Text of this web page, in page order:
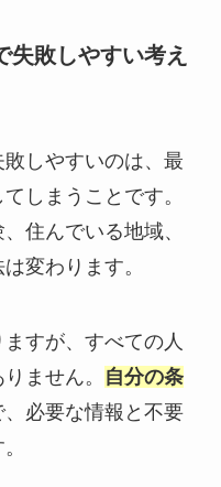
失敗しやすい考え
しやすいのは、最
しまうことです。
住んでいる地域、
変わります。
すが、すべての人
ません。
自分の条
、必要な情報と不要